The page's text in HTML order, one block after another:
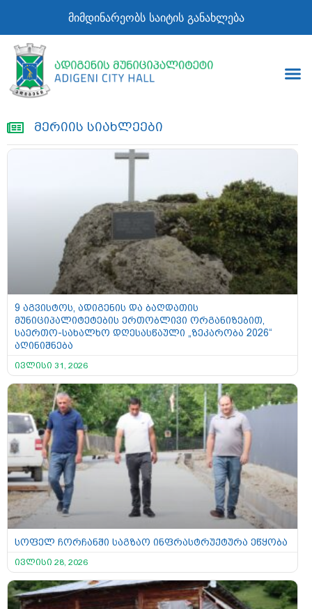
მიმდინარეობს საიტის განახლება
მერიის სიახლეები
9 აგვისტოს, ადიგენის და ბაღდათის
მუნიციპალიტეტების ერთობლივი ორგანიზებით,
საერთო-სახალხო დღესასწაული „ზეკარობა 2026“
აღინიშნება
ივლისი 31, 2026
სოფელ ჩორჩანში საგზაო ინფრასტრუქტურა ეწყობა
ივლისი 28, 2026